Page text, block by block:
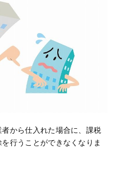
から仕入れた場合に、課税
行うことができなくなりま